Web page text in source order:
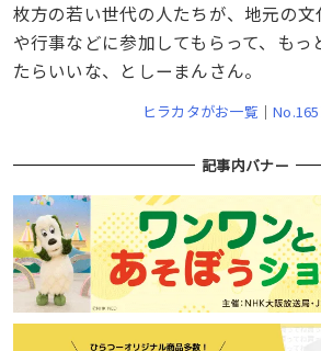
枚方の若い世代の人たちが、地元の
や行事などに参加してもらって、もっ
たらいいな、としーまんさん。
ヒラカタがお一覧 ｜
記事内バナー